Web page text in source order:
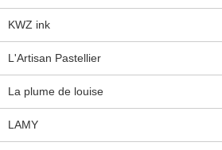
KWZ ink
L'Artisan Pastellier
La plume de louise
LAMY